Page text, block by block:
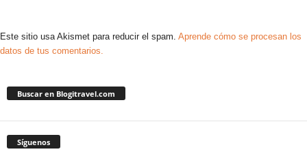
Este sitio usa Akismet para reducir el spam. Aprende cómo se procesan los
datos de tus comentarios.
Buscar en Blogitravel.com
Síguenos